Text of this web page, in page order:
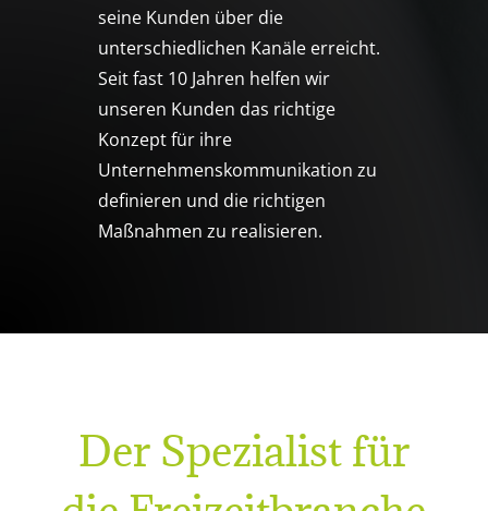
seine Kunden über die
unterschiedlichen Kanäle erreicht.
Seit fast 10 Jahren helfen wir
unseren Kunden das richtige
Konzept für ihre
Unternehmenskommunikation zu
definieren und die richtigen
Maßnahmen zu realisieren.
Der Spezialist für